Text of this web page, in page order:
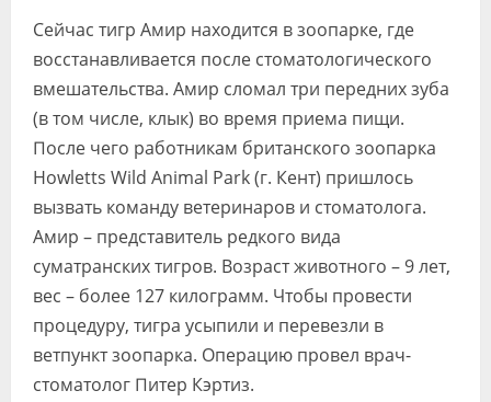
Видео
Форум
Клиники
Специалисты
Галерея
Блоги
Лаборатории
Сейчас тигр Амир находится в зоопарке, где
восстанавливается после стоматологического
вмешательства. Амир сломал три передних зуба
(в том числе, клык) во время приема пищи.
После чего работникам британского зоопарка
Howletts Wild Animal Park (г. Кент) пришлось
вызвать команду ветеринаров и стоматолога.
Амир – представитель редкого вида
суматранских тигров. Возраст животного – 9 лет,
вес – более 127 килограмм. Чтобы провести
процедуру, тигра усыпили и перевезли в
ветпункт зоопарка. Операцию провел врач-
стоматолог Питер Кэртиз.